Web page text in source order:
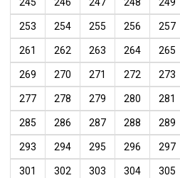
245 246 247 248 249
253 254 255 256 257
261 262 263 264 265
269 270 271 272 273
277 278 279 280 281
285 286 287 288 289
293 294 295 296 297
301 302 303 304 305